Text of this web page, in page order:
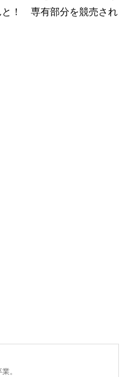
！ 専有部分を競売され
。